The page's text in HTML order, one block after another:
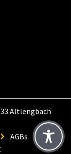
Altlengbach
AGBs